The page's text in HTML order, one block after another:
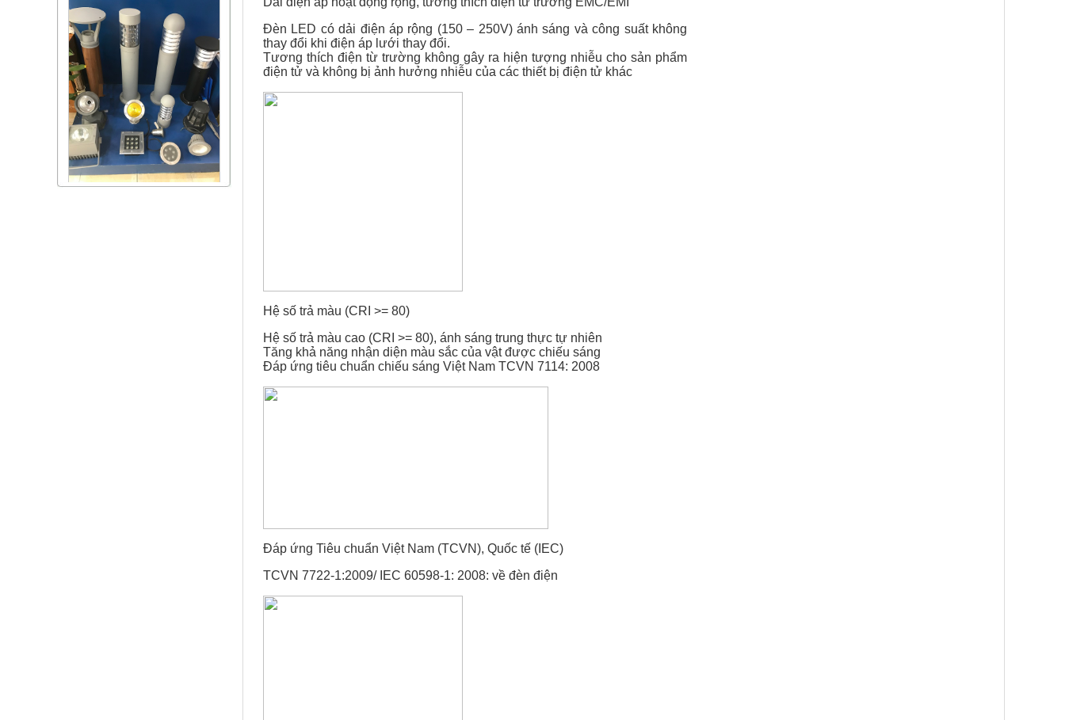
Đèn LED có dải điện áp rộng (150 – 250V) ánh sáng và công suất không
thay đổi khi điện áp lưới thay đổi.
Tương thích điện từ trường không gây ra hiện tượng nhiễu cho sản phẩm
điện tử và không bị ảnh hưởng nhiễu của các thiết bị điện tử khác
Hệ số trả màu (CRI >= 80)
Hệ số trả màu cao (CRI >= 80), ánh sáng trung thực tự nhiên
Tăng khả năng nhận diện màu sắc của vật được chiếu sáng
Đáp ứng tiêu chuẩn chiếu sáng Việt Nam TCVN 7114: 2008
Đáp ứng Tiêu chuẩn Việt Nam (TCVN), Quốc tế (IEC)
TCVN 7722-1:2009/ IEC 60598-1: 2008: về đèn điện